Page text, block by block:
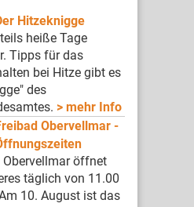
Hitzeknigge
heiße Tage
Tipps für das
bei Hitze gibt es
des
mehr Info
Obervellmar -
Obervellmar öffnet
täglich von 11.00
10. August ist das